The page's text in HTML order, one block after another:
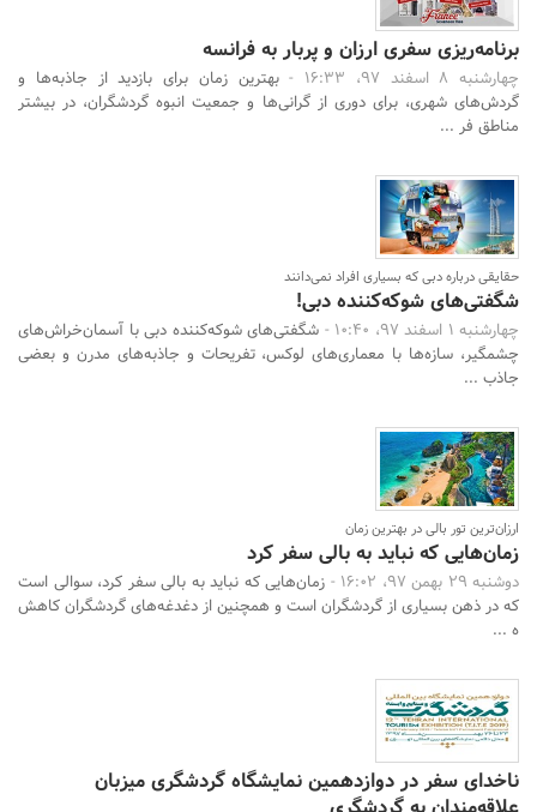
برنامه‌ریزی سفری ارزان و پربار به فرانسه
چهارشنبه 8 اسفند 97، 16:33 -
بهترین زمان برای بازدید از جاذبه‌ها و
گردش‌های شهری، برای دوری از گرانی‌ها و جمعیت انبوه گردشگران، در بیشتر
مناطق فر ...
حقایقی درباره دبی که بسیاری افراد نمی‌دانند
شگفتی‌های شوکه‌کننده دبی!
چهارشنبه 1 اسفند 97، 10:40 -
شگفتی‌های شوکه‌کننده دبی با آسمان‌خراش‌های
چشمگیر، سازه‌ها با معماری‌های لوکس، تفریحات و جاذبه‌های مدرن و بعضی
جاذب ...
ارزان‌ترین تور بالی در بهترین زمان
زمان‌هایی که نباید به بالی سفر کرد
دوشنبه 29 بهمن 97، 16:02 -
زمان‌هایی که نباید به بالی سفر کرد، سوالی است
که در ذهن بسیاری از گردشگران است و همچنین از دغدغه‌های گردشگران کاهش
ه ...
ناخدای سفر در دوازدهمین نمایشگاه گردشگری میزبان